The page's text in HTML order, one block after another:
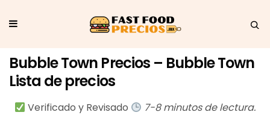
Bubble Town Precios – Bubble Town
Lista de precios
Verificado y Revisado 7-8 minutos de lectura.